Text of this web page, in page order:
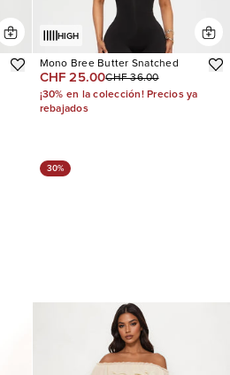
HIGH
Mono Bree Butter Snatched
CHF 25.00CHF 36.00
¡30% en la colección! Precios ya
rebajados
30%